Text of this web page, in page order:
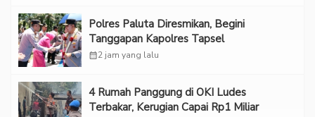
Polres Paluta Diresmikan, Begini
Tanggapan Kapolres Tapsel
calendar_month2 jam yang lalu
‎4 Rumah Panggung di OKI Ludes
Terbakar, Kerugian Capai Rp1 Miliar